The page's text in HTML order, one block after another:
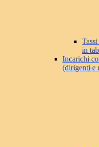
in
Incarichi
(dirigenti e